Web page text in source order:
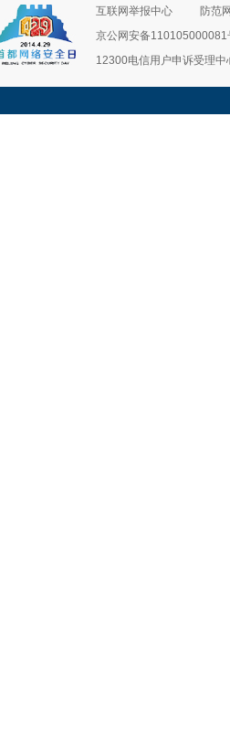
互联网举报中心
防范
京公网安备110105000081
12300电信用户申诉受理中